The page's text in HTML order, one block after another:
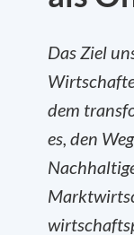
Das Ziel
dem
es, den